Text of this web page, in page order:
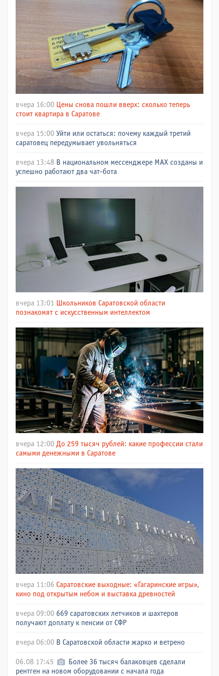
вчера 16:00 Цены снова пошли вверх: сколько теперь
стоит квартира в Саратове
вчера 15:00 Уйти или остаться: почему каждый третий
саратовец передумывает увольняться
вчера 13:48 В национальном мессенджере МАХ созданы и
успешно работают два чат-бота
вчера 13:01
Школьников Саратовской области
познакомят с искусственным интеллектом
вчера 12:00 До 259 тысяч рублей: какие профессии стали
самыми денежными в Саратове
вчера 11:06 Саратовские выходные: «Гагаринские игры»,
кино под открытым небом и выставка древностей
вчера 09:00 669 саратовских летчиков и шахтеров
получают доплату к пенсии от СФР
вчера 06:00 В Саратовской области жарко и ветрено
06.08 17:45
Более 36 тысяч балаковцев сделали
рентген на новом оборудовании с начала года